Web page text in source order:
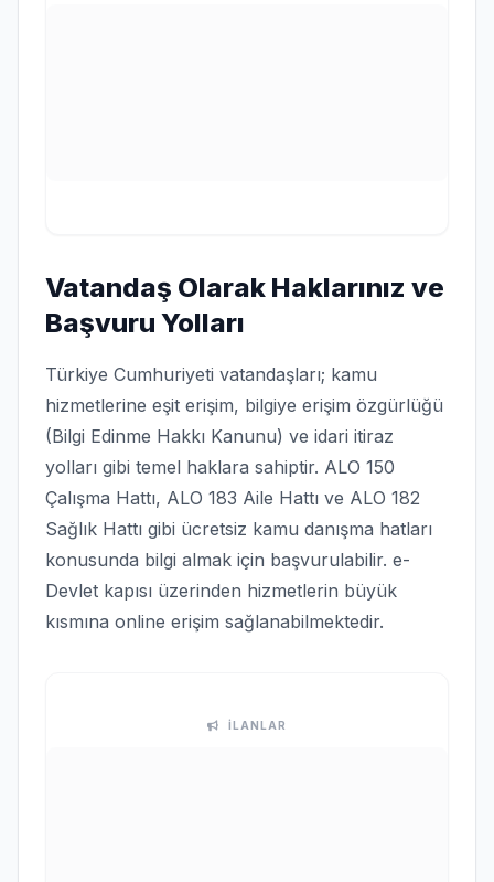
Vatandaş Olarak Haklarınız ve
Başvuru Yolları
Türkiye Cumhuriyeti vatandaşları; kamu
hizmetlerine eşit erişim, bilgiye erişim özgürlüğü
(Bilgi Edinme Hakkı Kanunu) ve idari itiraz
yolları gibi temel haklara sahiptir. ALO 150
Çalışma Hattı, ALO 183 Aile Hattı ve ALO 182
Sağlık Hattı gibi ücretsiz kamu danışma hatları
konusunda bilgi almak için başvurulabilir. e-
Devlet kapısı üzerinden hizmetlerin büyük
kısmına online erişim sağlanabilmektedir.
İLANLAR